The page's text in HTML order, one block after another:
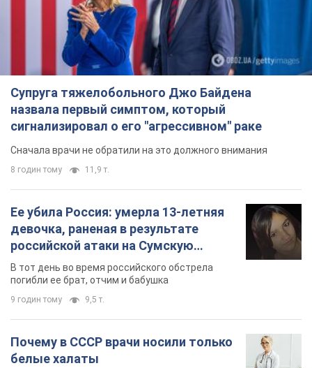
Супруга тяжелобольного Джо Байдена
назвала первый симптом, который
сигнализировал о его "агрессивном" раке
Сначала врачи не обратили на это должного внимания
8 годин тому 11,9 т.
Ее убила Россия: умерла 13-летняя
девочка, раненая в результате
российской атаки на Сумскую
область. Фото
В тот день во время российского обстрела
погибли ее брат, отчим и бабушка
9 годин тому 9,5 т.
Почему в СССР врачи носили только
белые халаты